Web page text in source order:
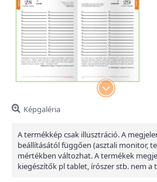
Képgaléria
A termékkép csak illusztráció. A
beállításától függően (asztali monitor,
mértékben változhat. A termékek
kiegészítők pl tablet, írószer stb. nem a